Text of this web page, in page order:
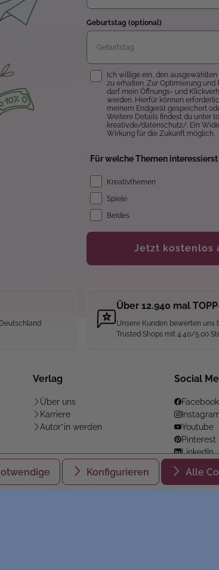
Geburtstag (optional)
Einwilligung
Ich willige ein, den
zu erhalten. Zur Optimierung
darf mein Öffnungs- und
werden. Hierfür können
meinem Endgerät gespeichert
Weitere Details findest du unter
kreativ.de/datenschutz/. Ein
Wirkung für die Zukunft möglich.
Für welche Themen
Kreativthemen
Spiele
Beides
Jetzt kostenlos
Über 12.940 mal
Unsere Kunden bewerten uns
Trusted Shops mit 4.40/5.00
Verlag
Über uns
Karriere
Autor*in werden
Social
Facebook
Youtube
Pinterest
LinkedIn
Konfigurieren Alle